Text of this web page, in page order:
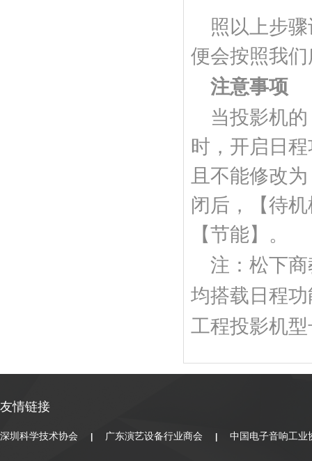
照以上步
便会按照我
注意事项
当投影机
时，开启日
且不能修改
闭后，【待
【节能】。
注：松下
均搭载日程
工程投影机
友情链接
深圳科学技术协会 广东演艺设备行业商会 中国电子音响工业